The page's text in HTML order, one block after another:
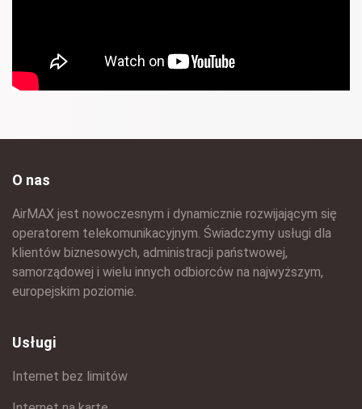
O nas
AirMAX jest nowoczesnym i dynamicznie rozwijającym się
operatorem telekomunikacyjnym. Świadczymy usługi dla
klientów biznesowych, administracji państwowej,
samorządowej i wielu innych odbiorców na najwyższym,
europejskim poziomie.
Usługi
Internet bez limitów